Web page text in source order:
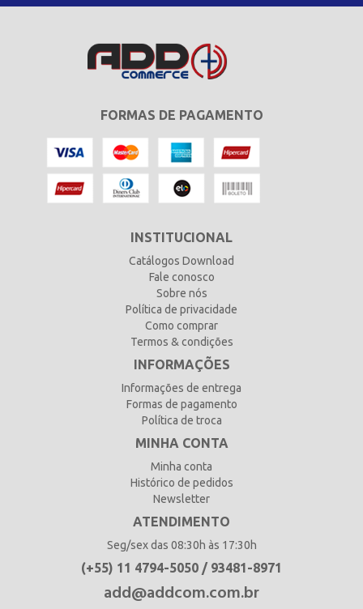
FORMAS DE PAGAMENTO
INSTITUCIONAL
Catálogos Download
Fale conosco
Sobre nós
Política de privacidade
Como comprar
Termos & condições
INFORMAÇÕES
Informações de entrega
Formas de pagamento
Política de troca
MINHA CONTA
Minha conta
Histórico de pedidos
Newsletter
ATENDIMENTO
Seg/sex das 08:30h às 17:30h
(+55) 11 4794-5050 / 93481-8971
add@addcom.com.br